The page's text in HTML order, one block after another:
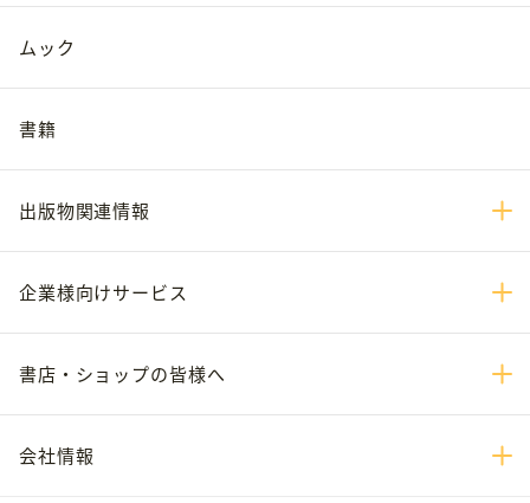
ムック
書籍
出版物関連情報
企業様向けサービス
書店・ショップの皆様へ
会社情報